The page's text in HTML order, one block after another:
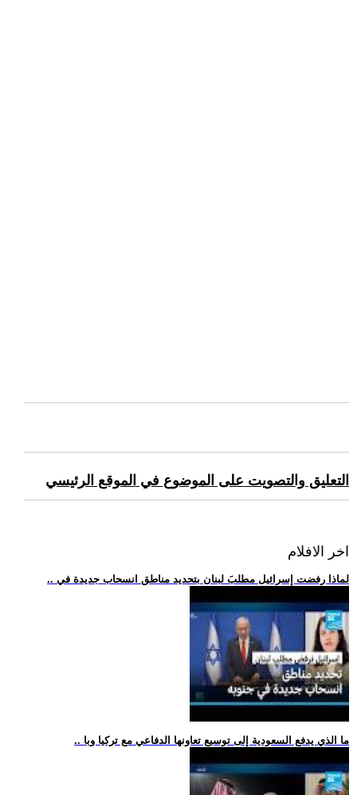
التعليق والتصويت على الموضوع في الموقع الرئيسي
اخر الافلام
.. لماذا رفضت إسرائيل مطلبَ لبنان بتحديد مناطق انسحاب جديدة في
.. ما الذي يدفع السعودية إلى توسيع تعاونها الدفاعي مع تركيا وبا